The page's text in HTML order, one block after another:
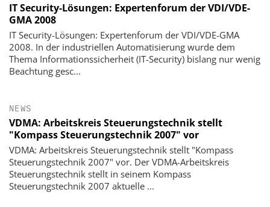
IT Security-Lösungen: Expertenforum der VDI/VDE-
GMA 2008
IT Security-Lösungen: Expertenforum der VDI/VDE-GMA
2008. In der industriellen Automatisierung wurde dem
Thema Informationssicherheit (IT-Security) bislang nur wenig
Beachtung gesc...
NEWS
VDMA: Arbeitskreis Steuerungstechnik stellt
"Kompass Steuerungstechnik 2007" vor
VDMA: Arbeitskreis Steuerungstechnik stellt "Kompass
Steuerungstechnik 2007" vor. Der VDMA-Arbeitskreis
Steuerungstechnik stellt in seinem Kompass
Steuerungstechnik 2007 aktuelle ...